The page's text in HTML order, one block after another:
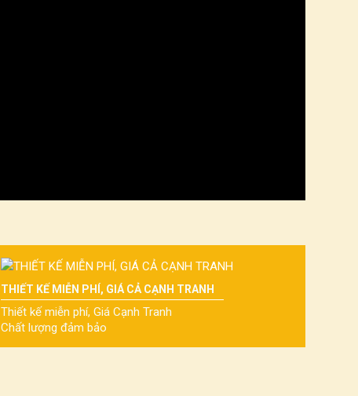
THIẾT KẾ MIỄN PHÍ, GIÁ CẢ CẠNH TRANH
Thiết kế miễn phí, Giá Cạnh Tranh
Chất lượng đảm bảo